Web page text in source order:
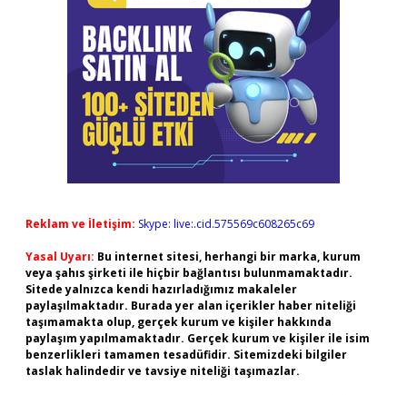
Reklam ve İletişim: Skype: live:.cid.575569c608265c69
Yasal Uyarı: Bu internet sitesi, herhangi bir marka, kurum
veya şahıs şirketi ile hiçbir bağlantısı bulunmamaktadır.
Sitede yalnızca kendi hazırladığımız makaleler
paylaşılmaktadır. Burada yer alan içerikler haber niteliği
taşımamakta olup, gerçek kurum ve kişiler hakkında
paylaşım yapılmamaktadır. Gerçek kurum ve kişiler ile isim
benzerlikleri tamamen tesadüfidir. Sitemizdeki bilgiler
taslak halindedir ve tavsiye niteliği taşımazlar.